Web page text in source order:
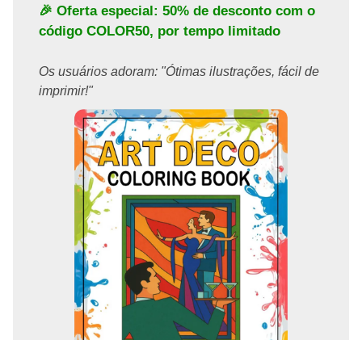
🎉 Oferta especial: 50% de desconto com o
código COLOR50, por tempo limitado
Os usuários adoram: "Ótimas ilustrações, fácil de
imprimir!"